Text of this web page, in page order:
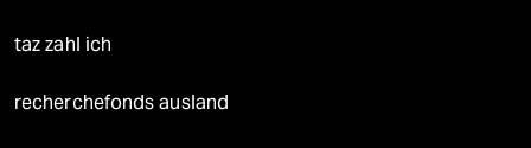
taz zahl ich
recherchefonds ausland